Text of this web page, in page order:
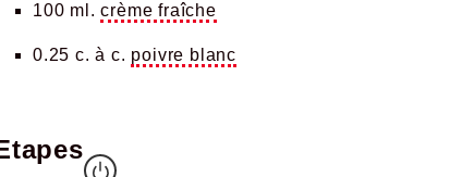
100 ml.crème fraîche
0.25 c. à c. poivre blanc
Etapes